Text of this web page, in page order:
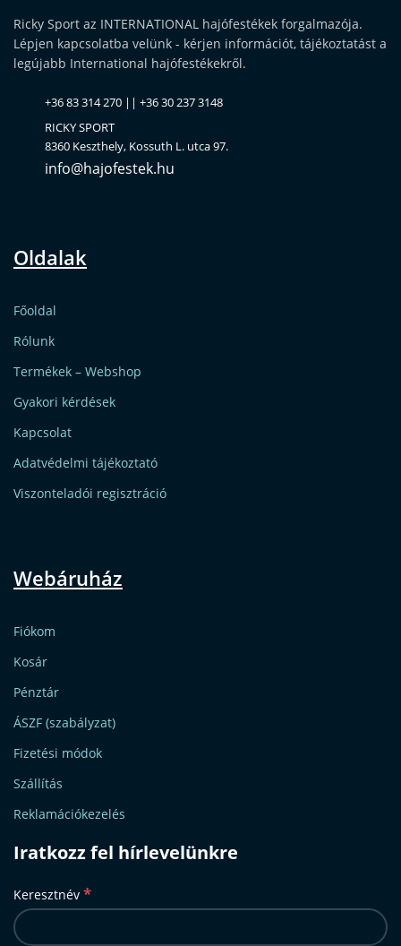
Ricky Sport az INTERNATIONAL hajófestékek forgalmazója.
Lépjen kapcsolatba velünk - kérjen információt, tájékoztatást a
legújabb International hajófestékekről.
+36 83 314 270 || +36 30 237 3148
RICKY SPORT
8360 Keszthely, Kossuth L. utca 97.
info@hajofestek.hu
Oldalak
Főoldal
Rólunk
Termékek – Webshop
Gyakori kérdések
Kapcsolat
Adatvédelmi tájékoztató
Viszonteladói regisztráció
Webáruház
Fiókom
Kosár
Pénztár
ÁSZF (szabályzat)
Fizetési módok
Szállítás
Reklamációkezelés
Iratkozz fel hírlevelünkre
Keresztnév *